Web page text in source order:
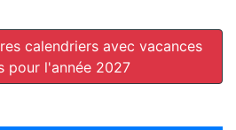
calendriers avec vacances
pour l'année 2027